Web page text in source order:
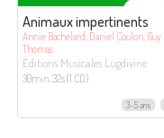
Animaux impertinents
Annie Bachelard, Daniel Coulon, Guy
Thomas
Éditions Musicales Lugdivine
30min. 32s (1 CD)
3-5 ans